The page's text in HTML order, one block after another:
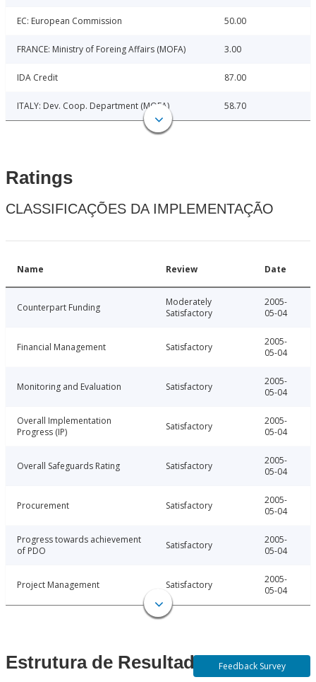
EC: European Commission 50.00
FRANCE: Ministry of Foreing Affairs (MOFA) 3.00
IDA Credit 87.00
ITALY: Dev. Coop. Department (MOFA) 58.70
Ratings
CLASSIFICAÇÕES DA IMPLEMENTAÇÃO
Name Review Date
Counterpart Funding
Moderately
Satisfactory
2005-
05-04
Financial Management Satisfactory
2005-
05-04
Monitoring and Evaluation Satisfactory
2005-
05-04
Overall Implementation
Progress (IP)
Satisfactory
2005-
05-04
Overall Safeguards Rating Satisfactory
2005-
05-04
Procurement Satisfactory
2005-
05-04
Progress towards achievement
of PDO
Satisfactory
2005-
05-04
Project Management Satisfactory
2005-
05-04
Estrutura de Resultados Feedback Survey